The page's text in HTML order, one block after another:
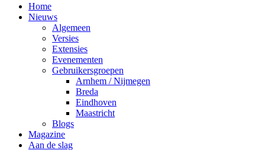
Home
Nieuws
Algemeen
Versies
Extensies
Evenementen
Gebruikersgroepen
Arnhem / Nijmegen
Breda
Eindhoven
Maastricht
Blogs
Magazine
Aan de slag